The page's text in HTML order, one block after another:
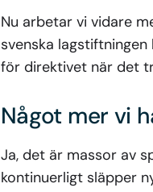
Nu arbetar vi vidare
svenska
för direktivet när det
Något mer vi
Ja, det är massor av
kontinuerligt släpper